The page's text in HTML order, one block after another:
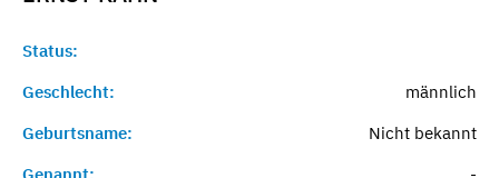
Status:
Geschlecht:
männlich
Geburtsname:
Nicht bekannt